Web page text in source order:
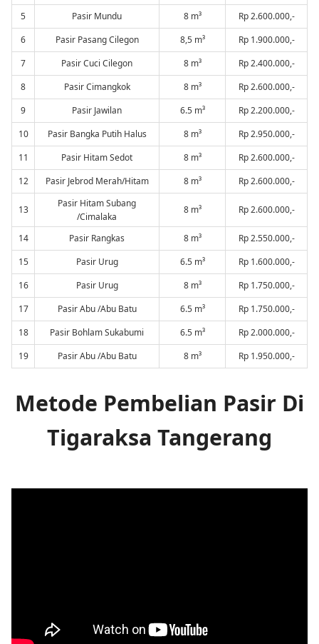
5
Pasir Mundu 8 m³
Rp 2.600.000,-
6
Pasir Pasang Cilegon 8,5 m³
Rp 1.900.000,-
7
Pasir Cuci Cilegon 8 m³
Rp 2.400.000,-
8
Pasir Cimangkok 8 m³
Rp 2.600.000,-
9
Pasir Jawilan 6.5 m³
Rp 2.200.000,-
10
Pasir Bangka Putih Halus 8 m³
Rp 2.950.000,-
11
Pasir Hitam Sedot 8 m³
Rp 2.600.000,-
12
Pasir Jebrod Merah/Hitam 8 m³ Rp 2.600.000,-
13
Pasir Hitam Subang
/Cimalaka
8 m³ Rp 2.600.000,-
14 Pasir Rangkas 8 m³
Rp 2.550.000,-
15
Pasir Urug 6.5 m³
Rp 1.600.000,-
16
Pasir Urug 8 m³
Rp 1.750.000,-
17
Pasir Abu /Abu Batu 6.5 m³
Rp 1.750.000,-
18
Pasir Bohlam Sukabumi 6.5 m³
Rp 2.000.000,-
19
Pasir Abu /Abu Batu 8 m³ Rp 1.950.000,-
Metode Pembelian Pasir Di
Tigaraksa Tangerang